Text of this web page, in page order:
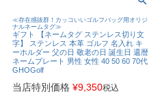
≪存在感抜群！カッコいいゴルフバッグ用オリジ
ナルネームタグ≫
ギフト 【ネームタグ ステンレス切り文
字】 ステンレス 本革 ゴルフ 名入れ キ
ーホルダー 父の日 敬老の日 誕生日 還暦
ネームプレート 男性 女性 40 50 60 70代
GHOGolf
当店特別価格 ¥9,350税込